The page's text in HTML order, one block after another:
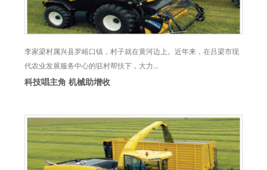
李家梁村属兴县罗峪口镇，村子就在黄河边上。近年来，在吕梁市现
代农业发展服务中心的驻村帮扶下，大力...
科技唱主角 机械助增收